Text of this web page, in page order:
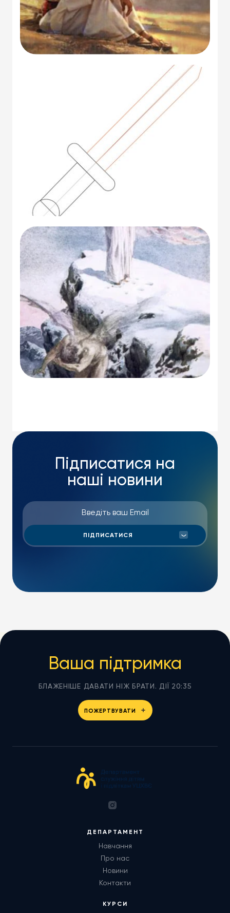
Підписатися на
наші новини
Ваша підтримка
БЛАЖЕНІШЕ ДАВАТИ НІЖ БРАТИ. ДІЇ 20:35
ПОЖЕРТВУВАТИ
ДЕПАРТАМЕНТ
Навчання
Про нас
Новини
Контакти
КУРСИ